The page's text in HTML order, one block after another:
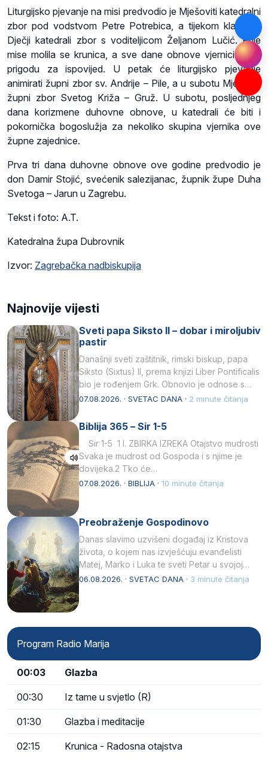
Liturgijsko pjevanje na misi predvodio je Mješoviti katedralni
zbor pod vodstvom Petre Potrebica, a tijekom klanjanja
Dječji katedrali zbor s voditeljicom Željanom Lučić. Prije
mise molila se krunica, a sve dane obnove vjernici imaju
prigodu za ispovijed. U petak će liturgijsko pjevanje
animirati župni zbor sv. Andrije – Pile, a u subotu Mješoviti
župni zbor Svetog Križa – Gruž. U subotu, posljednjeg
dana korizmene duhovne obnove, u katedrali će biti i
pokornička bogoslužja za nekoliko skupina vjernika ove
župne zajednice.
Prva tri dana duhovne obnove ove godine predvodio je
don Damir Stojić, svećenik salezijanac, župnik župe Duha
Svetoga – Jarun u Zagrebu.
Tekst i foto: A.T.
Katedralna župa Dubrovnik
Izvor: Zagrebačka nadbiskupija
Najnovije vijesti
Sveti papa Siksto II – dobar i miroljubiv
pastir
Današnji sveti zaštitnik, rimski biskup, papa
Siksto (Sixtus) II, prema knjizi Liber Pontificalis
bio je rođenjem Grk. Obnovio je odnose s
afričkim…
07.08.2026. · SVETAC DANA · 2 minute čitanja
Biblija 365 – Sir 1-5
Sir 1-5 1 I. ZBIRKA IZREKA Otajstvo mudrosti
Svaka je mudrost od Gospoda i s njime je
dovijeka.2 Tko će…
07.08.2026. · BIBLIJA · 10 minute čitanja
Preobraženje Gospodinovo
Danas slavimo uzvišeni događaj iz Kristova
života, o kojem nas izvješćuju evanđelisti
Matej, Marko i Luka te sveti Petar u svojoj
drugoj…
06.08.2026. · SVETAC DANA · 3 minute čitanja
Program Radio Marija
00:03 Glazba
00:30 Iz tame u svjetlo (R)
01:30 Glazba i meditacije
02:15 Krunica - Radosna otajstva